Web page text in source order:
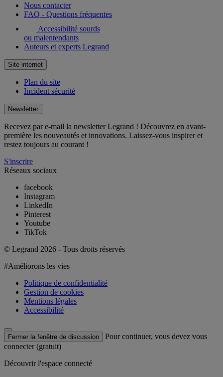
Nous contacter
FAQ - Questions fréquentes
Accessibilité sourds
ou malentendants
Auteurs et experts Legrand
Site internet
Plan du site
Incident sécurité
Newsletter
Recevez par e-mail la newsletter Legrand ! Découvrez en avant-
première les nouveautés et innovations. Laissez-vous inspirer et
restez toujours au courant !
S'inscrire
Réseaux sociaux
facebook
Instagram
LinkedIn
Pinterest
Youtube
TikTok
© Legrand 2026 - Tous droits réservés
#Améliorons les vies
Politique de confidentialité
Gestion de cookies
Mentions légales
Accessibilité
Fermer la fenêtre de discussion
Pour continuer, vous devez vous
connecter (gratuit)
Découvrir l'espace connecté